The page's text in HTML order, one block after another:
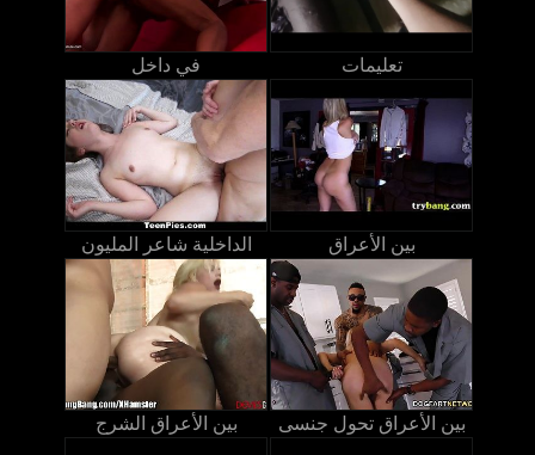
في داخل تعليمات
الداخلية شاعر المليون بين الأعراق
بين الأعراق الشرج بين الأعراق تحول جنسى